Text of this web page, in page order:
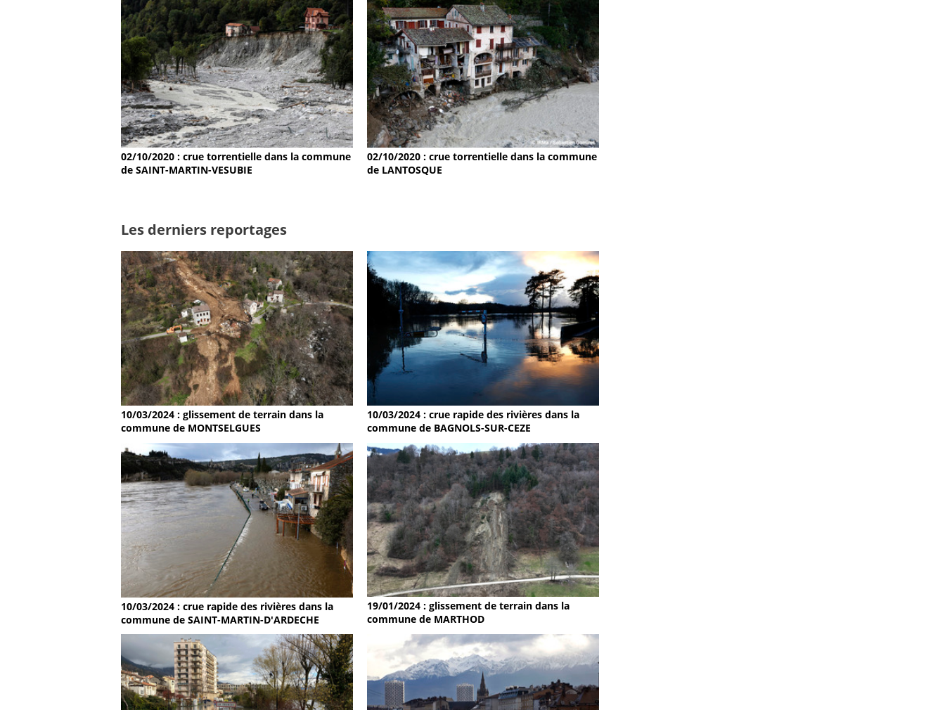
02/10/2020 : crue torrentielle dans la commune
de SAINT-MARTIN-VESUBIE
02/10/2020 : crue torrentielle dans la commune
de LANTOSQUE
Les derniers reportages
10/03/2024 : glissement de terrain dans la
commune de MONTSELGUES
10/03/2024 : crue rapide des rivières dans la
commune de BAGNOLS-SUR-CEZE
10/03/2024 : crue rapide des rivières dans la
commune de SAINT-MARTIN-D'ARDECHE
19/01/2024 : glissement de terrain dans la
commune de MARTHOD